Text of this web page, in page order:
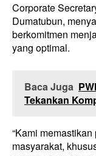
Corporate
Dumatubun,
berkomitmen
yang optimal.
Baca Juga
Tekankan
“Kami
masyarakat,